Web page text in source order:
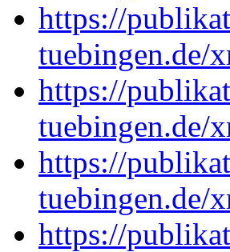
https://
tuebingen.de/
https://
tuebingen.de/
https://
tuebingen.de/
https://